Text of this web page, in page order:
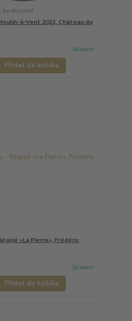
hodnocení
à-Vent 2022, Château du
Skladem
Přidat do košíku
«La Pierre», Frédéric
Skladem
Přidat do košíku